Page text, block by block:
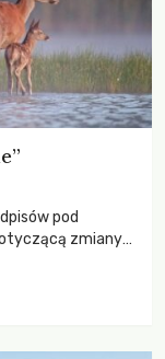
pod
zmiany
i zwierząt,